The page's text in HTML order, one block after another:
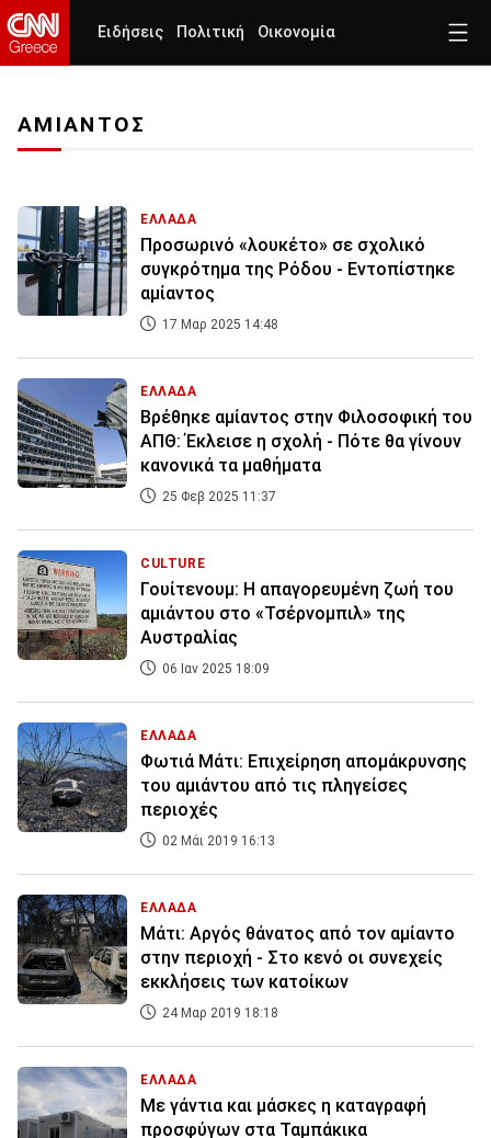
Ειδήσεις Πολιτική Οικονομία
ΑΜΙΑΝΤΟΣ
ΕΛΛΑΔΑ
Προσωρινό «λουκέτο» σε σχολικό
συγκρότημα της Ρόδου - Εντοπίστηκε
αμίαντος
17 Μαρ 2025 14:48
ΕΛΛΑΔΑ
Βρέθηκε αμίαντος στην Φιλοσοφική του
ΑΠΘ: Έκλεισε η σχολή - Πότε θα γίνουν
κανονικά τα μαθήματα
25 Φεβ 2025 11:37
CULTURE
Γουίτενουμ: Η απαγορευμένη ζωή του
αμιάντου στο «Τσέρνομπιλ» της
Αυστραλίας
06 Ιαν 2025 18:09
ΕΛΛΑΔΑ
Φωτιά Μάτι: Επιχείρηση απομάκρυνσης
του αμιάντου από τις πληγείσες
περιοχές
02 Μάι 2019 16:13
ΕΛΛΑΔΑ
Μάτι: Αργός θάνατος από τον αμίαντο
στην περιοχή - Στο κενό οι συνεχείς
εκκλήσεις των κατοίκων
24 Μαρ 2019 18:18
ΕΛΛΑΔΑ
Με γάντια και μάσκες η καταγραφή
προσφύγων στα Ταμπάκικα